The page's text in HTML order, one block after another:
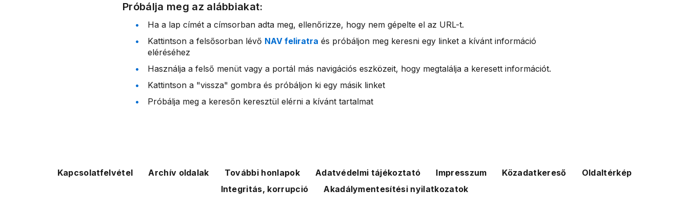
Próbálja meg az alábbiakat:
Ha a lap címét a címsorban adta meg, ellenőrizze, hogy nem gépelte el az URL-t.
Kattintson a felsősorban lévő NAV feliratra és próbáljon meg keresni egy linket a kívánt információ
eléréséhez
Használja a felső menüt vagy a portál más navigációs eszközeit, hogy megtalálja a keresett információt.
Kattintson a "vissza" gombra és próbáljon ki egy másik linket
Próbálja meg a keresőn keresztül elérni a kívánt tartalmat
Kapcsolatfelvétel Archív oldalak További honlapok Adatvédelmi tájékoztató Impresszum Közadatkereső
Oldaltérkép
Integritás, korrupció
Akadálymentesítési nyilatkozatok